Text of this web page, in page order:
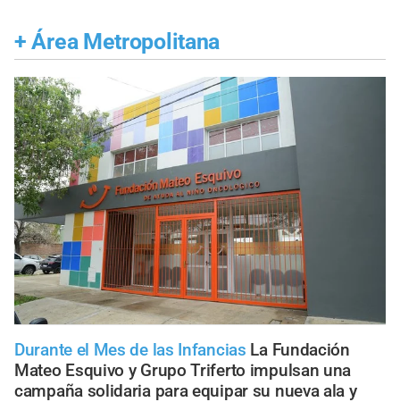
+ Área Metropolitana
Durante el Mes de las Infancias La Fundación
Mateo Esquivo y Grupo Triferto impulsan una
campaña solidaria para equipar su nueva ala y